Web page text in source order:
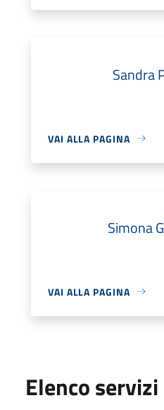
Sandra
VAI ALLA PAGINA
Simona
VAI ALLA PAGINA
Elenco